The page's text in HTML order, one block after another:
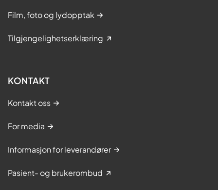
Film, foto og lydopptak
Tilgjengelighetserklæring
KONTAKT
Kontakt oss
For media
Informasjon for leverandører
Pasient- og brukerombud